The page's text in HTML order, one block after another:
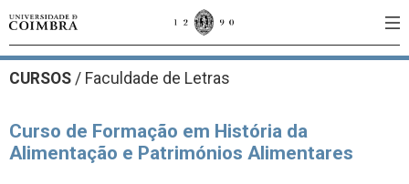
CURSOS / Faculdade de Letras
Curso de Formação em História da
Alimentação e Patrimónios Alimentares